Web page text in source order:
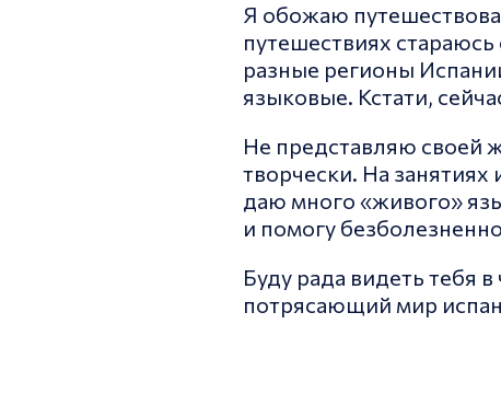
Я обожаю
путешествиях
разные регионы
языковые. Кстати,
Не представляю своей
творчески. На
даю много «живого»
и помогу
Буду рада видеть тебя
потрясающий мир